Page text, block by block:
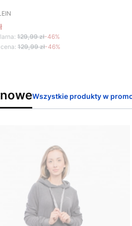
129,99 zł-46%
129,99 zł-46%
Wszystkie produkty w